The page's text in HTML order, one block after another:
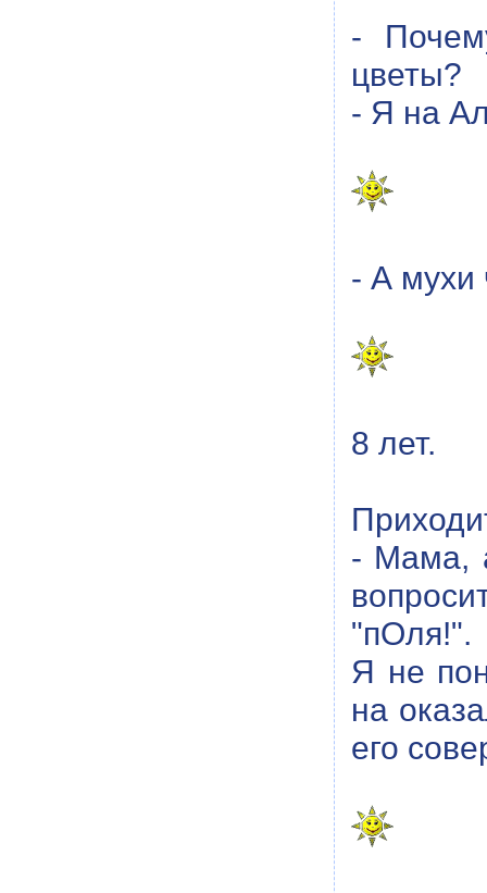
-
цветы?
- Я на
- А мухи
8 лет.
- Мама,
"пОля!".
Я не
на
его